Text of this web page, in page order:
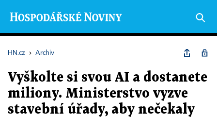
HN.cz › Archiv
Vyškolte si svou AI a dostanete
miliony. Ministerstvo vyzve
stavební úřady, aby nečekaly